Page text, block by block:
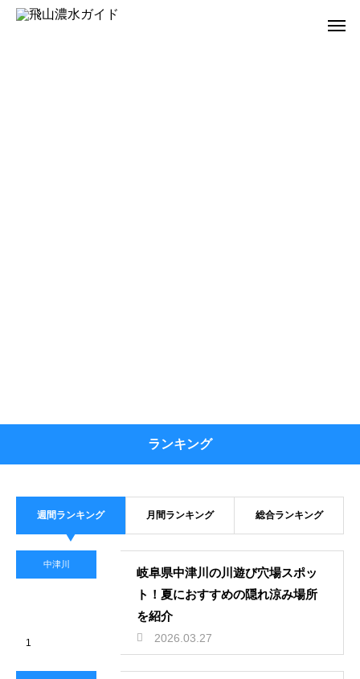
ランキング
週間ランキング 月間ランキング 総合ランキング
中津川
1
岐阜県中津川の川遊び穴場スポッ
ト！夏におすすめの隠れ涼み場所
を紹介
2026.03.27